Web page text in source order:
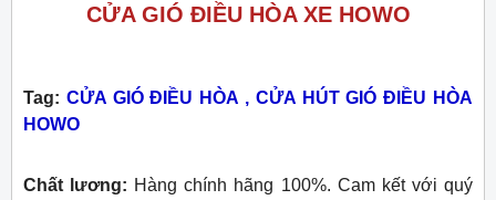
CỬA GIÓ ĐIỀU HÒA XE HOWO
Tag: CỬA GIÓ ĐIỀU HÒA , CỬA HÚT GIÓ ĐIỀU HÒA
HOWO
Chất lương: Hàng chính hãng 100%. Cam kết với quý